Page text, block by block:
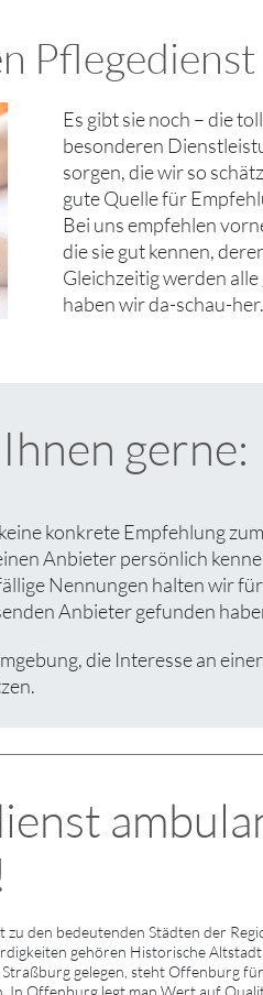
Es gibt sie noch – die
besonderen
sorgen, die wir so
gute Quelle für
Bei uns empfehlen
die sie gut kennen,
Gleichzeitig werden
haben wir da-schau-
gerne:
konkrete Empfehlung
Anbieter persönlich
Nennungen halten wir
Anbieter gefunden
die Interesse an
den bedeutenden Städten der
gehören Historische
gelegen, steht Offenburg
Offenburg legt man Wert auf